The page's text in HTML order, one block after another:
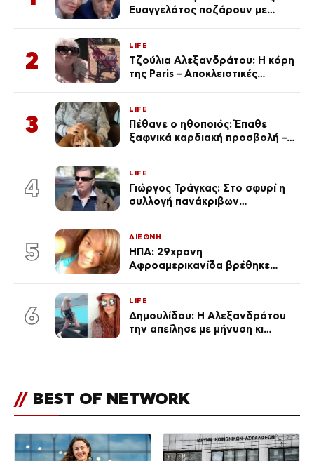
Ευαγγελάτος ποζάρουν με
2
LIFE
Τζούλια Αλεξανδράτου: Η κόρη
της Paris – Αποκλειστικές
3
LIFE
Πέθανε ο ηθοποιός: Έπαθε
ξαφνικά καρδιακή προσβολή – Η
4
LIFE
Γιώργος Τράγκας: Στο σφυρί η
συλλογή πανάκριβων
5
ΔΙΕΘΝΗ
ΗΠΑ: 29χρονη
Αφροαμερικανίδα βρέθηκε
6
LIFE
Δημουλίδου: Η Αλεξανδράτου
την απείλησε με μήνυση κι
// BEST OF NETWORK